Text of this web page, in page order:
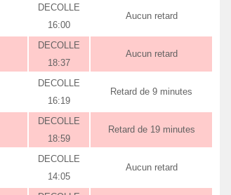
DECOLLE
16:00
Aucun retard
DECOLLE
18:37
Aucun retard
DECOLLE
16:19
Retard de 9 minutes
DECOLLE
18:59
Retard de 19 minutes
DECOLLE
14:05
Aucun retard